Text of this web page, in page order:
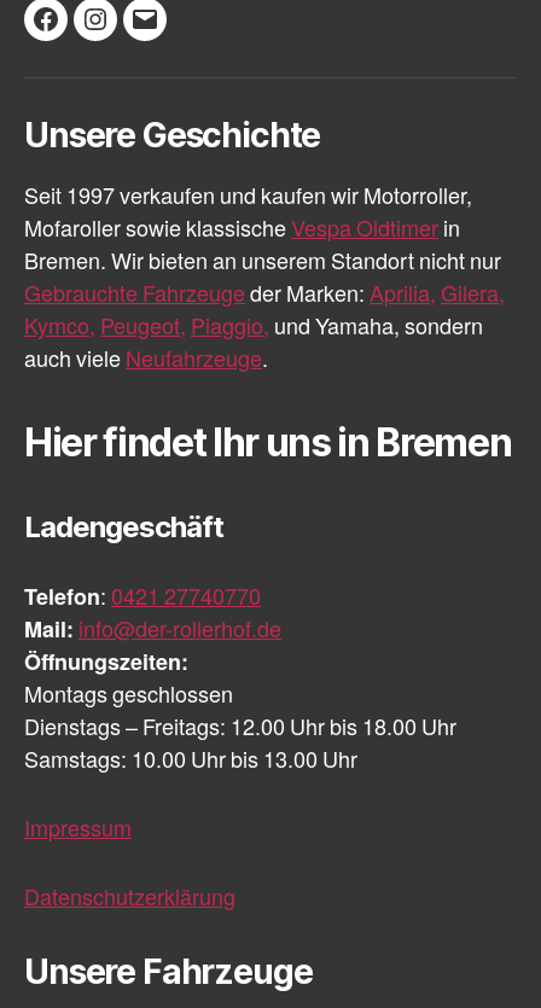
Facebook
Instagram
E-
Unsere Geschichte
Seit 1997 verkaufen und kaufen wir Motorroller,
Mofaroller sowie klassischeVespa Oldtimer in
Bremen. Wir bieten an unserem Standort nicht nur
Gebrauchte Fahrzeugeder Marken: Aprilia, Gilera,
Kymco, Peugeot, Piaggio, und Yamaha, sondern
auch viele Neufahrzeuge.
Hier findet Ihr uns in Bremen
Ladengeschäft
Telefon: 0421 27740770
Mail: info@der-rollerhof.de
Öffnungszeiten:
Montags geschlossen
Dienstags – Freitags: 12.00 Uhr bis 18.00 Uhr
Samstags: 10.00 Uhr bis 13.00 Uhr
Impressum
Datenschutzerklärung
Unsere Fahrzeuge